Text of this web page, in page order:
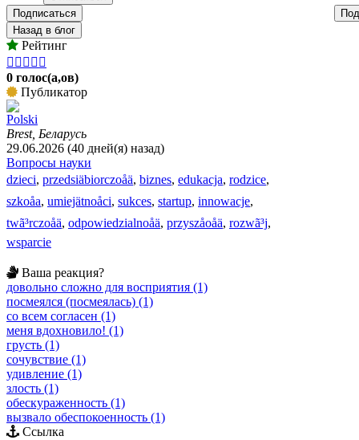
Подписаться
Назад в блог
Рейтинг
    
0 голос(а,ов)
Публикатор
Polski
Brest, Беларусь
29.06.2026 (40 дней(я) назад)
Вопросы науки
dzieci, przedsiäbiorczoåä, biznes, edukacja, rodzice,
szkoåa, umiejätnoåci, sukces, startup, innowacje,
twã³rczoåä, odpowiedzialnoåä, przyszåoåä, rozwã³j,
wsparcie
Ваша реакция?
довольно сложно для восприятия (1)
посмеялся (посмеялась) (1)
со всем согласен (1)
меня вдохновило! (1)
грусть (1)
сочувствие (1)
удивление (1)
злость (1)
обескураженность (1)
вызвало обеспокоенность (1)
Ссылка